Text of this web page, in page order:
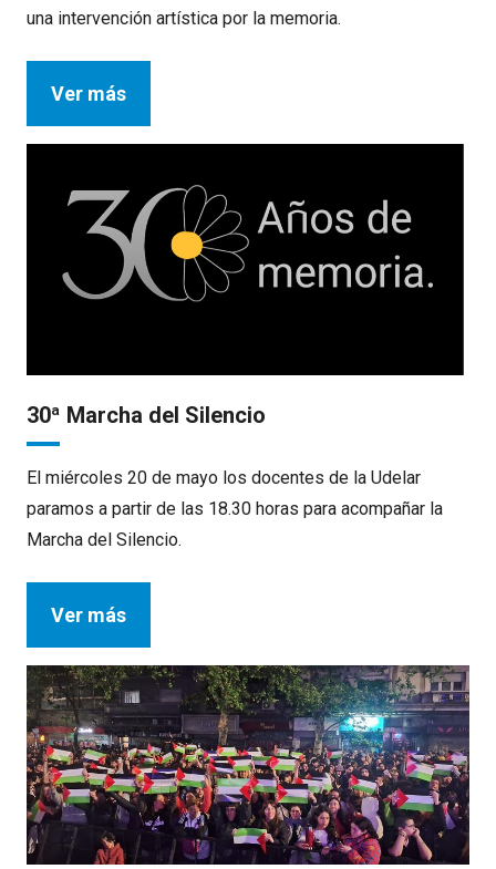
una intervención artística por la memoria.
Ver más
30ª Marcha del Silencio
El miércoles 20 de mayo los docentes de la Udelar
paramos a partir de las 18.30 horas para acompañar la
Marcha del Silencio.
Ver más